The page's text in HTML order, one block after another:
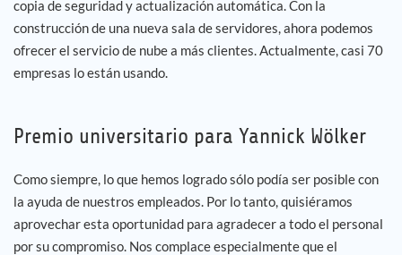
copia de seguridad y actualización automática. Con la
construcción de una nueva sala de servidores, ahora podemos
ofrecer el servicio de nube a más clientes. Actualmente, casi 70
empresas lo están usando.
Premio universitario para Yannick Wölker
Como siempre, lo que hemos logrado sólo podía ser posible con
la ayuda de nuestros empleados. Por lo tanto, quisiéramos
aprovechar esta oportunidad para agradecer a todo el personal
por su compromiso. Nos complace especialmente que el